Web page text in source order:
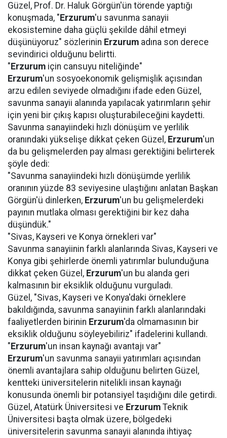
Güzel, Prof. Dr. Haluk Görgün'ün törende yaptığı
konuşmada, " Erzurum'u savunma sanayii
ekosistemine daha güçlü şekilde dâhil etmeyi
düşünüyoruz" sözlerinin Erzurum adına son derece
sevindirici olduğunu belirtti.
" Erzurum için cansuyu niteliğinde"
Erzurum'un sosyoekonomik gelişmişlik açısından
arzu edilen seviyede olmadığını ifade eden Güzel,
savunma sanayii alanında yapılacak yatırımların şehir
için yeni bir çıkış kapısı oluşturabileceğini kaydetti.
Savunma sanayiindeki hızlı dönüşüm ve yerlilik
oranındaki yükselişe dikkat çeken Güzel, Erzurum'un
da bu gelişmelerden pay alması gerektiğini belirterek
şöyle dedi:
"Savunma sanayiindeki hızlı dönüşümde yerlilik
oranının yüzde 83 seviyesine ulaştığını anlatan Başkan
Görgün'ü dinlerken, Erzurum'un bu gelişmelerdeki
payının mutlaka olması gerektiğini bir kez daha
düşündük."
"Sivas, Kayseri ve Konya örnekleri var"
Savunma sanayiinin farklı alanlarında Sivas, Kayseri ve
Konya gibi şehirlerde önemli yatırımlar bulunduğuna
dikkat çeken Güzel, Erzurum'un bu alanda geri
kalmasının bir eksiklik olduğunu vurguladı.
Güzel, "Sivas, Kayseri ve Konya'daki örneklere
bakıldığında, savunma sanayiinin farklı alanlarındaki
faaliyetlerden birinin Erzurum'da olmamasının bir
eksiklik olduğunu söyleyebiliriz" ifadelerini kullandı.
" Erzurum'un insan kaynağı avantajı var"
Erzurum'un savunma sanayii yatırımları açısından
önemli avantajlara sahip olduğunu belirten Güzel,
kentteki üniversitelerin nitelikli insan kaynağı
konusunda önemli bir potansiyel taşıdığını dile getirdi.
Güzel, Atatürk Üniversitesi ve Erzurum Teknik
Üniversitesi başta olmak üzere, bölgedeki
üniversitelerin savunma sanayii alanında ihtiyaç